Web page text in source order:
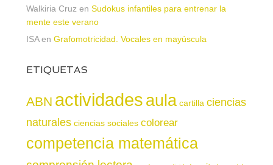
Walkiria Cruz en Sudokus infantiles para entrenar la
mente este verano
ISAen Grafomotricidad. Vocales en mayúscula
ETIQUETAS
ABN actividadesaula cartilla ciencias
naturales ciencias sociales colorear
competencia matemática